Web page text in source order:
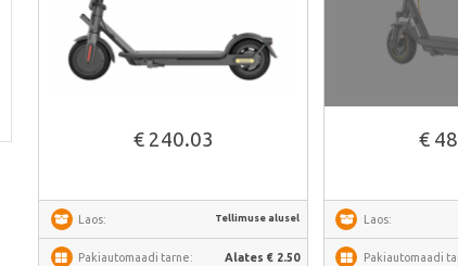
€ 240.03
Laos: Tellimuse alusel
Pakiautomaadi tarne: Alates € 2.50
€
Laos:
Pakiautomaadi